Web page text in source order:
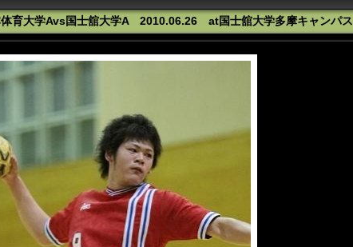
育大学Avs国士舘大学A 2010.06.26 at国士舘大学多摩キャンパス